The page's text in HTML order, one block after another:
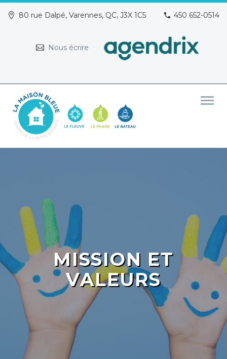
80 rue Dalpé, Varennes, QC, J3X 1C5 450 652-0514
Nous écrire
MISSION ET
VALEURS